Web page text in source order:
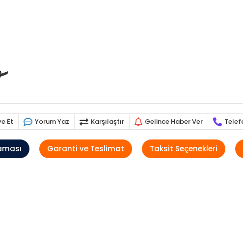
Et Yorum Yaz Karşılaştır Gelince Haber Ver
Garanti ve Teslimat Taksit Seçenekleri